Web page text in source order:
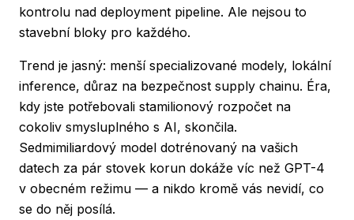
kontrolu nad deployment pipeline. Ale nejsou to
stavební bloky pro každého.
Trend je jasný: menší specializované modely, lokální
inference, důraz na bezpečnost supply chainu. Éra,
kdy jste potřebovali stamilionový rozpočet na
cokoliv smysluplného s AI, skončila.
Sedmimiliardový model dotrénovaný na vašich
datech za pár stovek korun dokáže víc než GPT-4
v obecném režimu — a nikdo kromě vás nevidí, co
se do něj posílá.